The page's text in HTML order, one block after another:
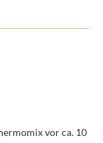
vor ca. 10